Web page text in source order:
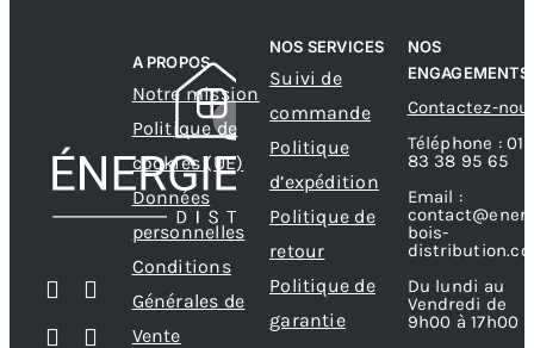
A PROPOS
Notre mission
Politique de
cookies (UE)
Données
personnelles
Conditions
Générales de
Vente
NOS SERVICES
Suivi de
commande
Politique
d’expédition
Politique de
retour
Politique de
garantie
NOS
ENGAGEMENTS
Contactez-
Téléphone : 01
83 38 95 65
Email :
bois-
Du lundi au
Vendredi de
9h00 à 17h00